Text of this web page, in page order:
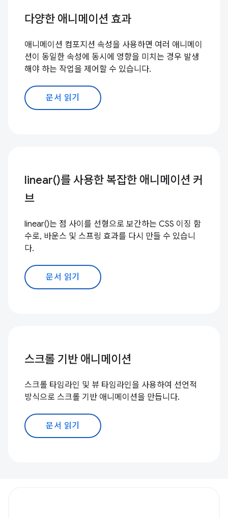
다양한 애니메이션 효과
애니메이션 컴포지션 속성을 사용하면 여러 애니메이
션이 동일한 속성에 동시에 영향을 미치는 경우 발생
해야 하는 작업을 제어할 수 있습니다.
문서 읽기
linear()를 사용한 복잡한 애니메이션 커
브
linear()는 점 사이를 선형으로 보간하는 CSS 이징 함
수로, 바운스 및 스프링 효과를 다시 만들 수 있습니
다.
문서 읽기
스크롤 기반 애니메이션
스크롤 타임라인 및 뷰 타임라인을 사용하여 선언적
방식으로 스크롤 기반 애니메이션을 만듭니다.
문서 읽기